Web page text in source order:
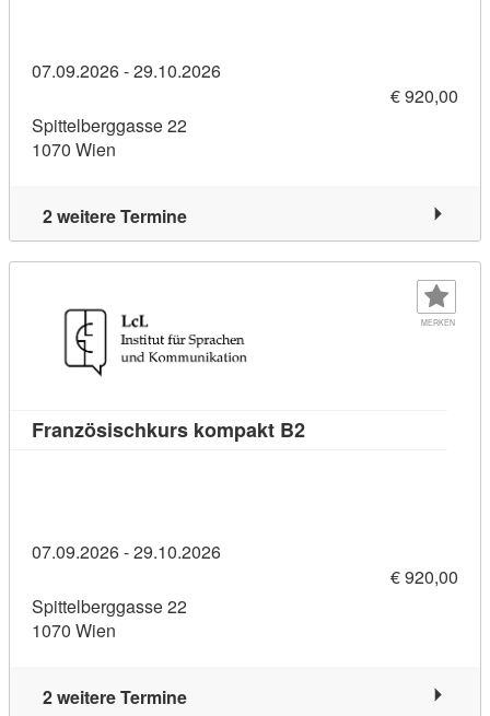
07.09.2026 - 29.10.2026
€ 920,00
Spittelberggasse 22
1070 Wien
2 weitere Termine
MERKEN
Französischkurs kompakt B2Kursdetail:
07.09.2026 - 29.10.2026
€ 920,00
Spittelberggasse 22
1070 Wien
2 weitere Termine